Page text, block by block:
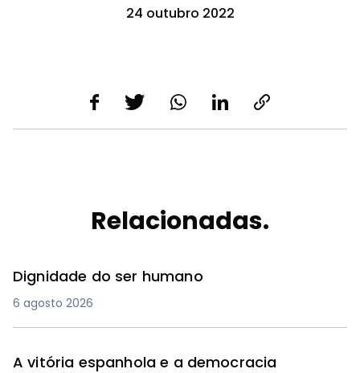
24 outubro 2022
Relacionadas.
Dignidade do ser humano
6 agosto 2026
A vitória espanhola e a democracia